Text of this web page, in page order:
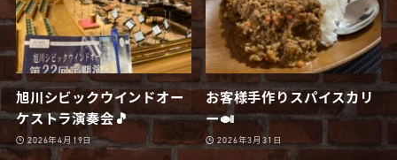
旭川シビックウインドオー
ケストラ演奏会🎵
2026年4月19日
お客様手作りスパイスカリ
ー🍛
2026年3月31日